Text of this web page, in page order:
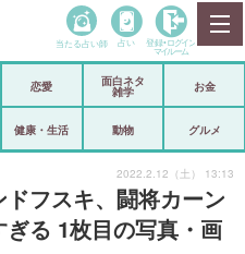
政治
スポーツ
当たる占い師 占い 登録• ログイン
マイルーム
恋愛
面白ネタ
雑学
お金
健康・生活 動物 グルメ
フスキ、闘将カーン
る 1枚目の写真・画
2022.2.12（土） 13:13